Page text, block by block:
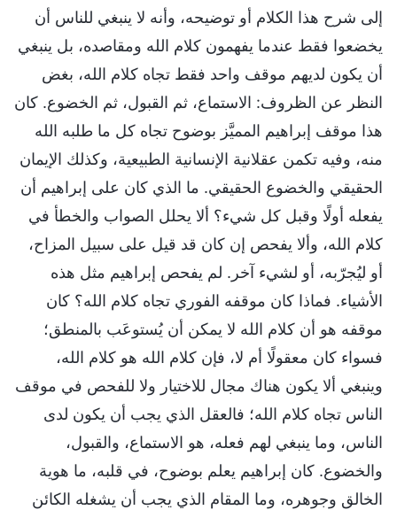
إلى شرح هذا الكلام أو توضيحه، وأنه لا ينبغي للناس أن
يخضعوا فقط عندما يفهمون كلام الله ومقاصده، بل ينبغي
أن يكون لديهم موقف واحد فقط تجاه كلام الله، بغض
النظر عن الظروف: الاستماع، ثم القبول، ثم الخضوع. كان
هذا موقف إبراهيم المميَّز بوضوح تجاه كل ما طلبه الله
منه، وفيه تكمن عقلانية الإنسانية الطبيعية، وكذلك الإيمان
الحقيقي والخضوع الحقيقي. ما الذي كان على إبراهيم أن
يفعله أولًا وقبل كل شيء؟ ألا يحلل الصواب والخطأ في
كلام الله، وألا يفحص إن كان قد قيل على سبيل المزاح،
أو ليُجرّبه، أو لشيء آخر. لم يفحص إبراهيم مثل هذه
الأشياء. فماذا كان موقفه الفوري تجاه كلام الله؟ كان
موقفه هو أن كلام الله لا يمكن أن يُستوعَب بالمنطق؛
فسواء كان معقولًا أم لا، فإن كلام الله هو كلام الله،
وينبغي ألا يكون هناك مجال للاختيار ولا للفحص في موقف
الناس تجاه كلام الله؛ فالعقل الذي يجب أن يكون لدى
الناس، وما ينبغي لهم فعله، هو الاستماع، والقبول،
والخضوع. كان إبراهيم يعلم بوضوح، في قلبه، ما هوية
الخالق وجوهره، وما المقام الذي يجب أن يشغله الكائن